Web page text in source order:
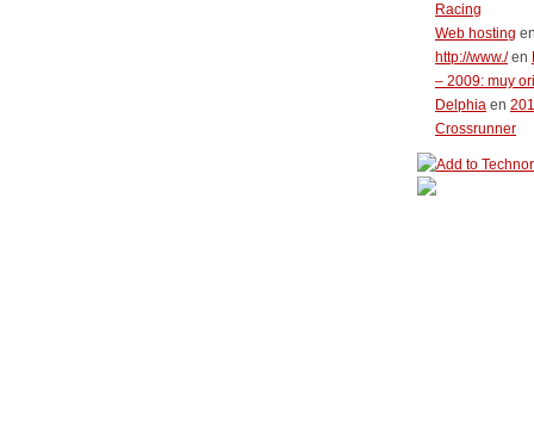
Racing
Web hosting
http://www./en
– 2009: muy
Delphia en
Crossrunner